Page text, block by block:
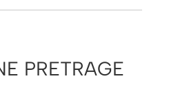
PRETRAGE